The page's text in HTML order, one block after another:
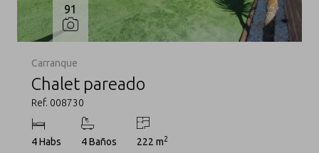
91
Carranque
Chalet pareado
Ref. 008730
4 Habs 4 Baños 222 m2